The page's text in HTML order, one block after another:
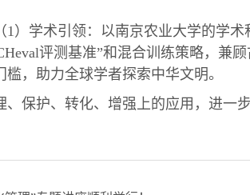
）学术引领：以南京农业大学的学术
评测基准”和混合训练策略，兼
，助力全球学者探索中华文明。
保护、转化、增强上的应用，进一